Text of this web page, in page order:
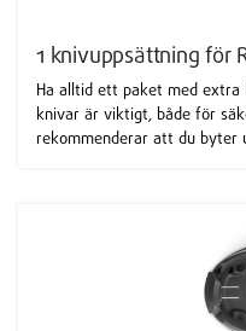
1 knivuppsättning för
Ha alltid ett paket med extra
knivar är viktigt, både för
rekommenderar att du byter